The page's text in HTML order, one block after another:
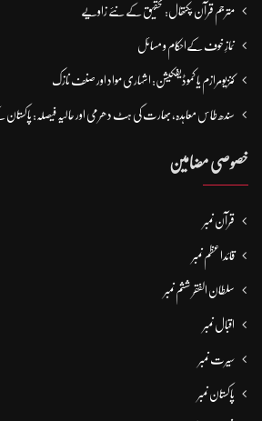
مترجم قرآن پکتھال: تحقیق کے نئے زاویے
نمازِ خوف کےاحکام و مسائل
کنزیومرازم یا کموڈیفکیشن: اشہاری مواد اور صنف نازک
سندھ طاس معاہدہ، بھارت کی ہٹ دھرمی اور حالیہ فیصلہ: پاکستان
خصوصی مضامین
قرآن نمبر
قائداعظم نمبر
سلطان الفقر ششم نمبر
اقبال نمبر
سیرت نمبر
پاکستان نمبر